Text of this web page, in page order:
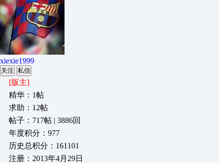
xiexie1999
关注 私信
[版主]
精华：1帖
求助：12帖
帖子：717帖 | 3886回
年度积分：977
历史总积分：161101
注册：2013年4月29日